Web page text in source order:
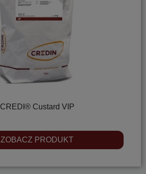
CREDI® Custard VIP
ZOBACZ PRODUKT